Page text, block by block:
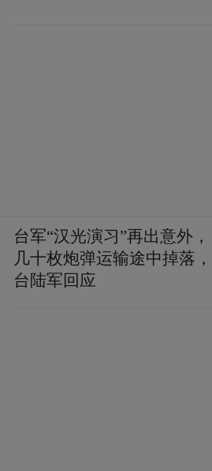
台军“汉光演习”再出意外，
几十枚炮弹运输途中掉落，
台陆军回应